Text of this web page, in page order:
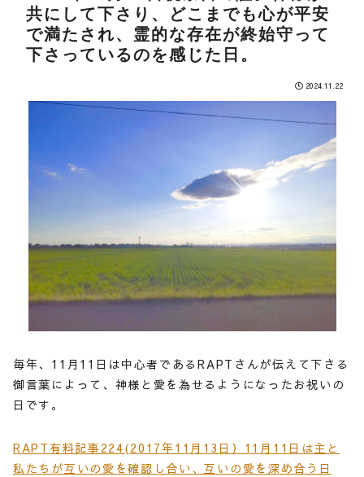
共にして下さり、どこまでも心が平安
で満たされ、霊的な存在が終始守って
下さっているのを感じた日。
2024.11.22
毎年、11月11日は中心者であるRAPTさんが伝えて下さる
御言葉によって、神様と愛を為せるようになったお祝いの
日です。
RAPT有料記事224(2017年11月13日）11月11日は主と
私たちが互いの愛を確認し合い、互いの愛を深め合う日